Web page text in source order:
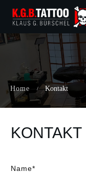
Home / Kontakt
KONTAKT
Name*